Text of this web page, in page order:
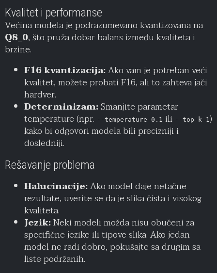
Kvalitet i performanse
Većina modela je podrazumevano kvantizovana na
Q8_0, što pruža dobar balans između kvaliteta i
brzine.
F16 kvantizacija:Ako vam je potreban veći
kvalitet, možete probati F16, ali to zahteva jači
hardver.
Determinizam:Smanjite parametar
temperature (npr. --temperature 0.1 ili --top-k 1 )
kako bi odgovori modela bili precizniji i
dosledniji.
Rešavanje problema
Halucinacije:Ako model daje netačne
rezultate, uverite se da je slika čista i visokog
kvaliteta.
Jezik:Neki modeli možda nisu obučeni za
specifične jezike ili tipove slika. Ako jedan
model ne radi dobro, pokušajte sa drugim sa
liste podržanih.